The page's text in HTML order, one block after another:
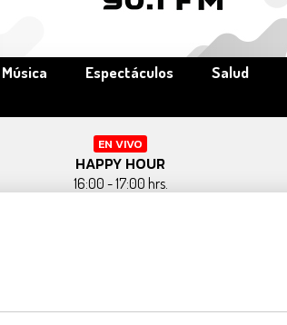
Música Espectáculos Salud
EN VIVO
HAPPY HOUR
16:00 - 17:00 hrs.